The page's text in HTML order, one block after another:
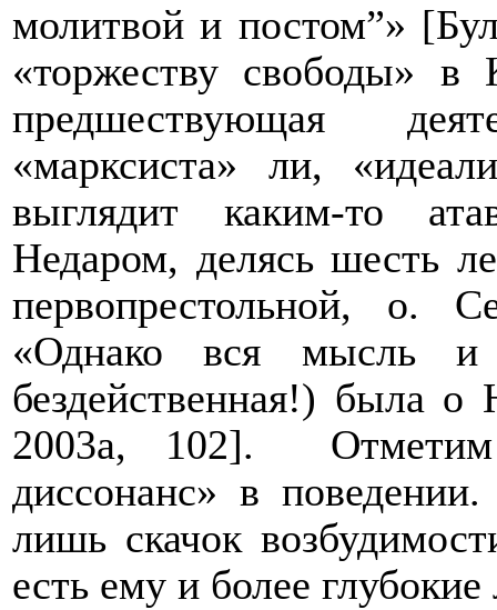
молитвой и постом”»
«торжеству свободы» в
предшествующая
«марксиста» ли,
выглядит каким-то
Недаром, делясь шесть
первопрестольной, о.
«Однако вся мысль и
бездейственная!) была
2003a, 102].
диссонанс» в
лишь скачок
есть ему и более